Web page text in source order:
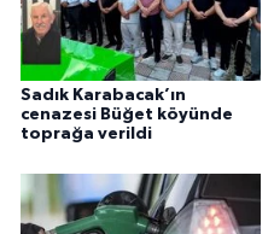
Sadık Karabacak’ın
cenazesi Büğet köyünde
toprağa verildi